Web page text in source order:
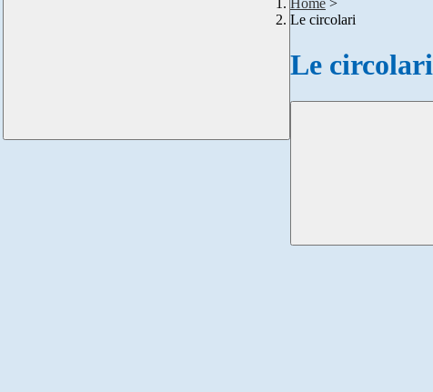
Home >
Le circolari
Le circolari